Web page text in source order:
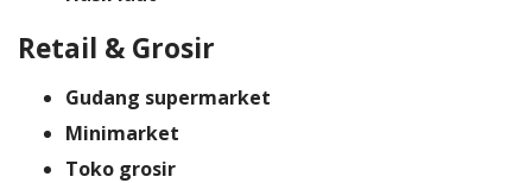
Retail & Grosir
Gudang supermarket
Minimarket
Toko grosir